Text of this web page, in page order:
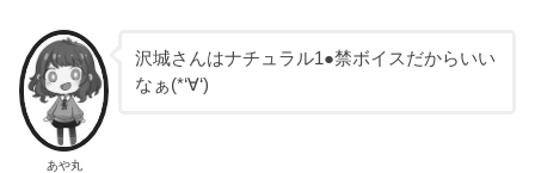
あや丸
沢城さんはナチュラル1●禁ボイスだからいい
なぁ(*‘∀‘)